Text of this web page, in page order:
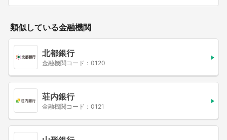
類似している金融機関
北都銀行
金融機関コード：0120
荘内銀行
金融機関コード：0121